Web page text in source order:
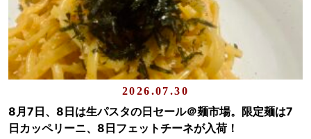
2026.07.30
8月7日、8日は生パスタの日セール＠麺市場。限定麺は7
日カッペリーニ、8日フェットチーネが入荷！